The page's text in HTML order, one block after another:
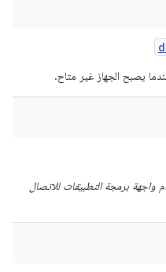
يصبح الجهاز غير متاح.
واجهة برمجة التطبيقات للاتصال